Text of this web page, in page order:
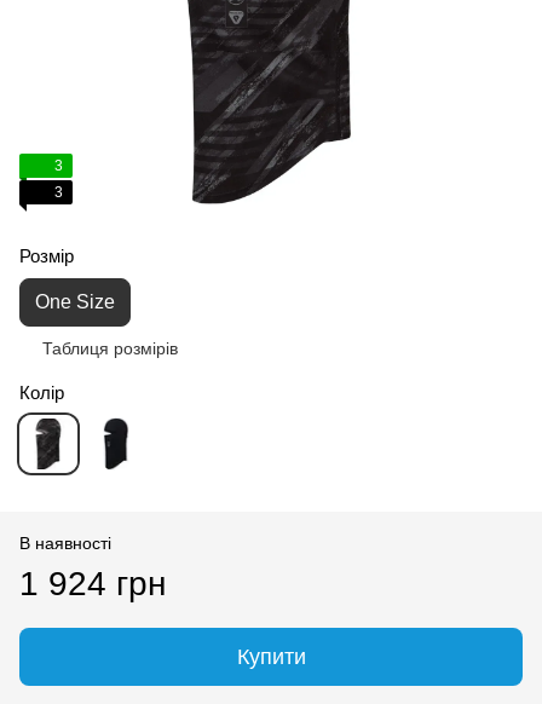
3
3
Розмір
One Size
Таблиця розмірів
Колір
В наявності
1 924 грн
Купити